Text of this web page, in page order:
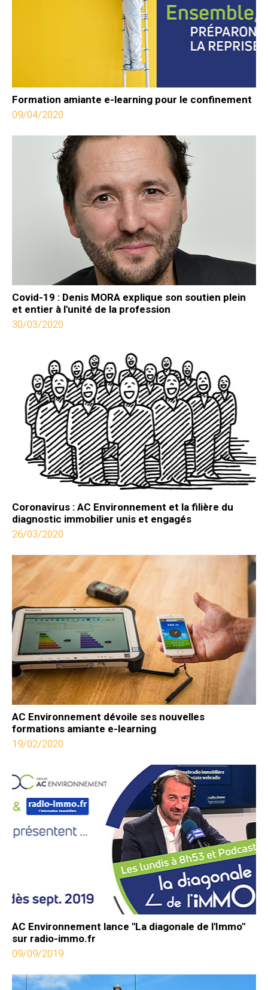
Formation amiante e-learning pour le confinement
09/04/2020
Covid-19 : Denis MORA explique son soutien plein
et entier à l'unité de la profession
30/03/2020
Coronavirus : AC Environnement et la filière du
diagnostic immobilier unis et engagés
26/03/2020
AC Environnement dévoile ses nouvelles
formations amiante e-learning
19/02/2020
AC Environnement lance "La diagonale de l'Immo"
sur radio-immo.fr
09/09/2019